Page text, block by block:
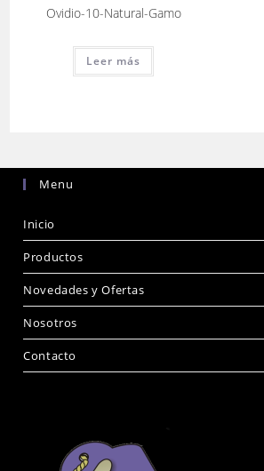
Ovidio-10-Natural-Gamo
Leer más
Menu
Inicio
Productos
Novedades y Ofertas
Nosotros
Contacto